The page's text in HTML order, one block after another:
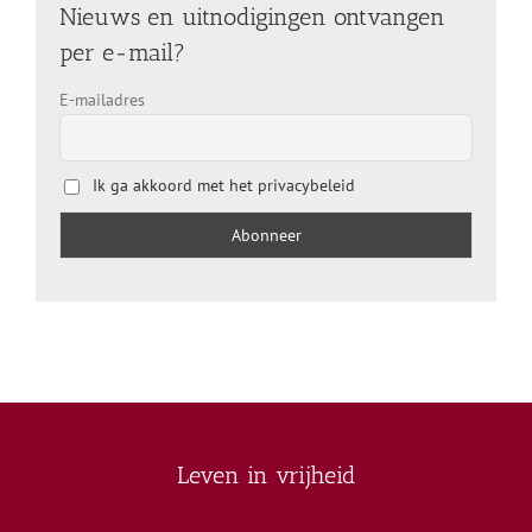
Nieuws en uitnodigingen ontvangen
per e-mail?
E-mailadres
Ik ga akkoord met het privacybeleid
Leven in vrijheid